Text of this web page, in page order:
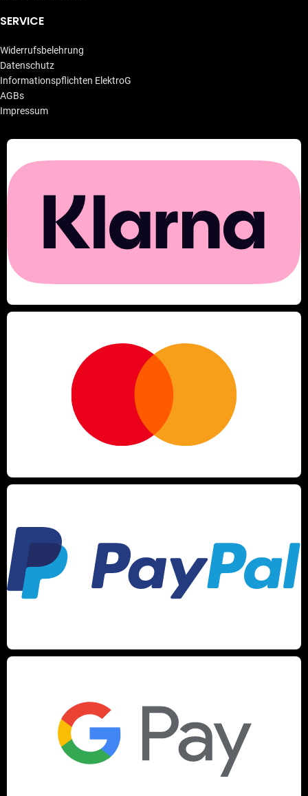
SERVICE
Widerrufsbelehrung
Datenschutz
Informationspflichten ElektroG
AGBs
Impressum